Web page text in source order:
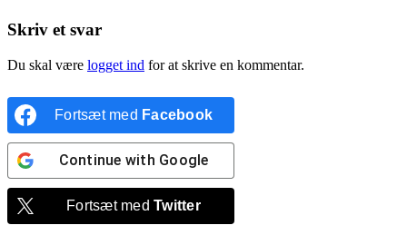
Skriv et svar
Du skal være logget ind for at skrive en kommentar.
Fortsæt med Facebook
Continue with Google
Fortsæt medTwitter